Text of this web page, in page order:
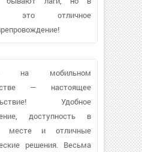
это отличное
на мобильном
— настоящее
Удобное
доступность в
месте и отличные
решения. Весьма